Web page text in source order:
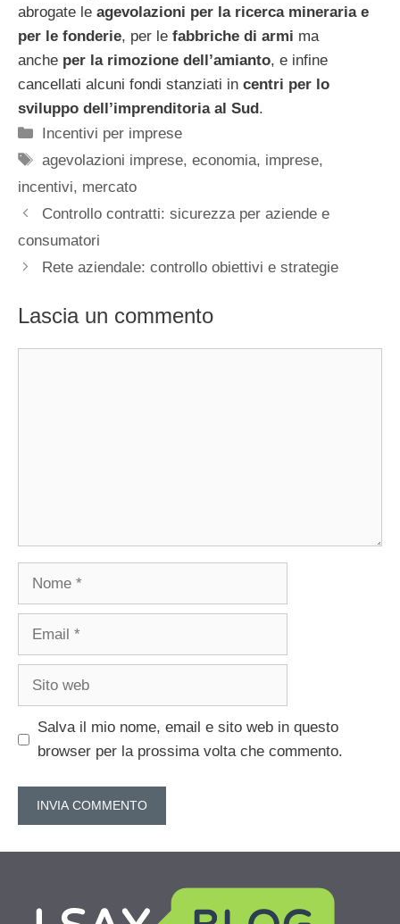
abrogate le agevolazioni per la ricerca mineraria e
per le fonderie, per le fabbriche di armi ma
anche per la rimozione dell’amianto, e infine
cancellati alcuni fondi stanziati in centri per lo
sviluppo dell’imprenditoria al Sud.
Categorie
Incentivi per imprese
Tag
agevolazioni imprese,economia, imprese,
incentivi, mercato
Controllo contratti: sicurezza per aziende e
consumatori
Rete aziendale: controllo obiettivi e strategie
Lascia un commento
Nome
Email
Sito
Salva il mio nome, email e sito web in questo
browser per la prossima volta che commento.